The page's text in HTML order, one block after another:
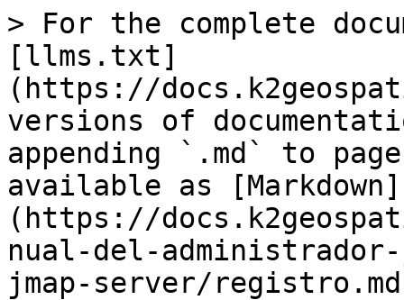
> For the complete
[llms.txt]
(https://
versions of
appending `.md` to
available as [Markdown]
(https://
nual-del-
jmap-server/